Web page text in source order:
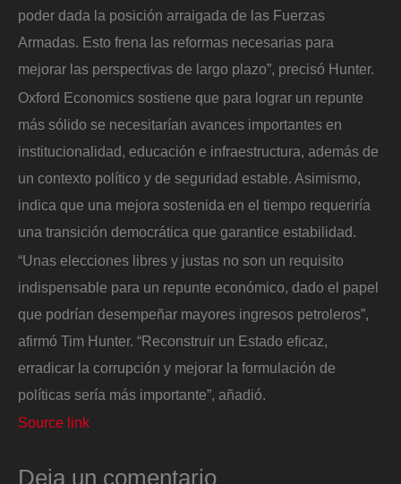
poder dada la posición arraigada de las Fuerzas
Armadas. Esto frena las reformas necesarias para
mejorar las perspectivas de largo plazo”, precisó Hunter.
Oxford Economics sostiene que para lograr un repunte
más sólido se necesitarían avances importantes en
institucionalidad, educación e infraestructura, además de
un contexto político y de seguridad estable. Asimismo,
indica que una mejora sostenida en el tiempo requeriría
una transición democrática que garantice estabilidad.
“Unas elecciones libres y justas no son un requisito
indispensable para un repunte económico, dado el papel
que podrían desempeñar mayores ingresos petroleros”,
afirmó Tim Hunter. “Reconstruir un Estado eficaz,
erradicar la corrupción y mejorar la formulación de
políticas sería más importante”, añadió.
Source link
Deja un comentario